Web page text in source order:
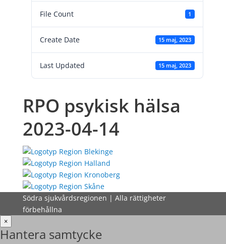
File Count 1
Create Date 15 maj, 2023
Last Updated 15 maj, 2023
RPO psykisk hälsa
2023-04-14
Södra sjukvårdsregionen | Alla rättigheter
förbehållna
×
Hantera samtycke